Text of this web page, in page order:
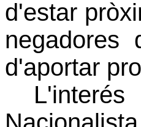
d'estar
negadores
d'aportar